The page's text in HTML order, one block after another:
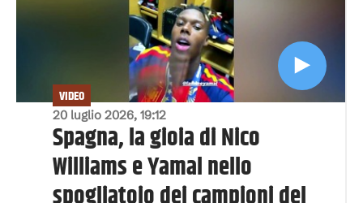
20 luglio 2026, 19:12
VIDEO
Spagna, la gioia di Nico
Williams e Yamal nello